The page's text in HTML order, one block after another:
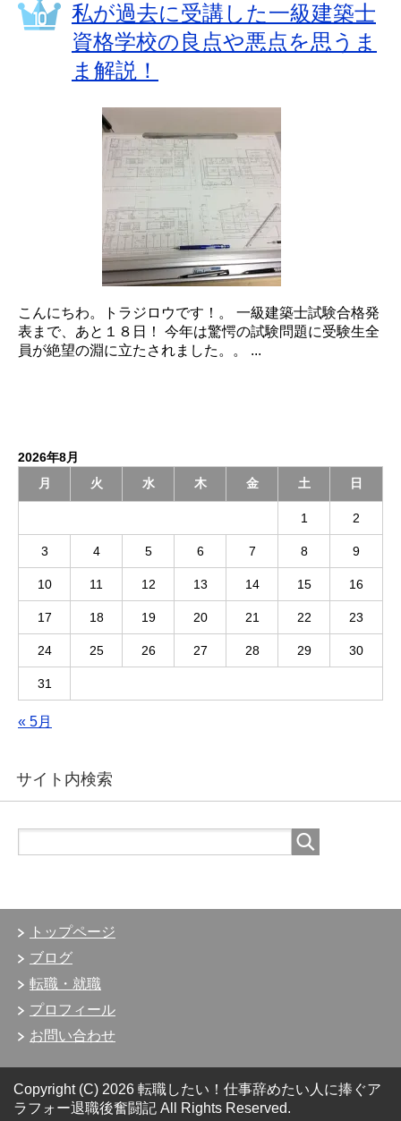
私が過去に受講した一級建築士
資格学校の良点や悪点を思うま
ま解説！
こんにちわ。トラジロウです！。 一級建築士試験合格発
表まで、あと１８日！ 今年は驚愕の試験問題に受験生全
員が絶望の淵に立たされました。。 ...
2026年8月
月
火 水 木 金 土 日
1 2
3 4 5 6 7 8 9
10 11 12 13 14 15 16
17 18 19 20 21 22 23
24 25 26 27 28 29 30
31
« 5月
サイト内検索
トップページ
ブログ
転職・就職
プロフィール
お問い合わせ
Copyright (C) 2026 転職したい！仕事辞めたい人に捧ぐア
ラフォー退職後奮闘記 All Rights Reserved.